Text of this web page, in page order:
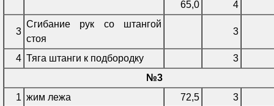
65,0 4
3
Сгибание рук со штангой
стоя
3
4 Тяга штанги к подбородку
3
№3
1 жим лежа 72,5
3